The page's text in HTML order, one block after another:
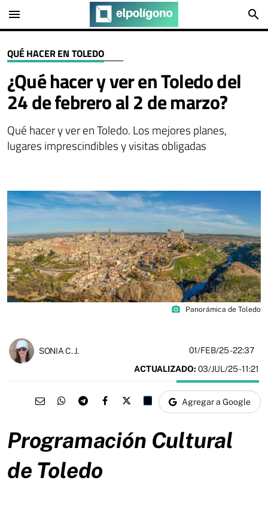
menu search
QUÉ HACER EN TOLEDO
¿Qué hacer y ver en Toledo del
24 de febrero al 2 de marzo?
Qué hacer y ver en Toledo. Los mejores planes,
lugares imprescindibles y visitas obligadas
photo_camera Panorámica de Toledo
SONIA C. J. 01/FEB/25- 22:37
ACTUALIZADO: 03/JUL/25 - 11:21
Agregar a Google
Programación Cultural
de Toledo